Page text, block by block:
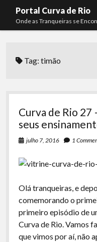
Portal Curva de Rio
Onde as Tranqueiras se
menu
Curva de Rio
Komos
La Siesta Podcast
Arquivo CDR
Papo Tranqueira
A Ripa É a Lei
Membros
Lucas Oliveira
Kaique Xavier
Tag:timão
Curva de Rio 27
seus
julho 7, 2016 1
Olá tranqueiras, e
comemorando o
primeiro episódio de
Curva de Rio. Vamos
que vimos por aí, não